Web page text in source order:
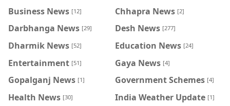
Business News [12] Chhapra News [2]
Darbhanga News [29] Desh News [277]
Dharmik News [52] Education News [24]
Entertainment [51] Gaya News [4]
Gopalganj News [1] Government Schemes [4]
Health News [30] India Weather Update [1]